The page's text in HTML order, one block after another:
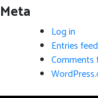
Meta
Log in
Entries feed
Comments